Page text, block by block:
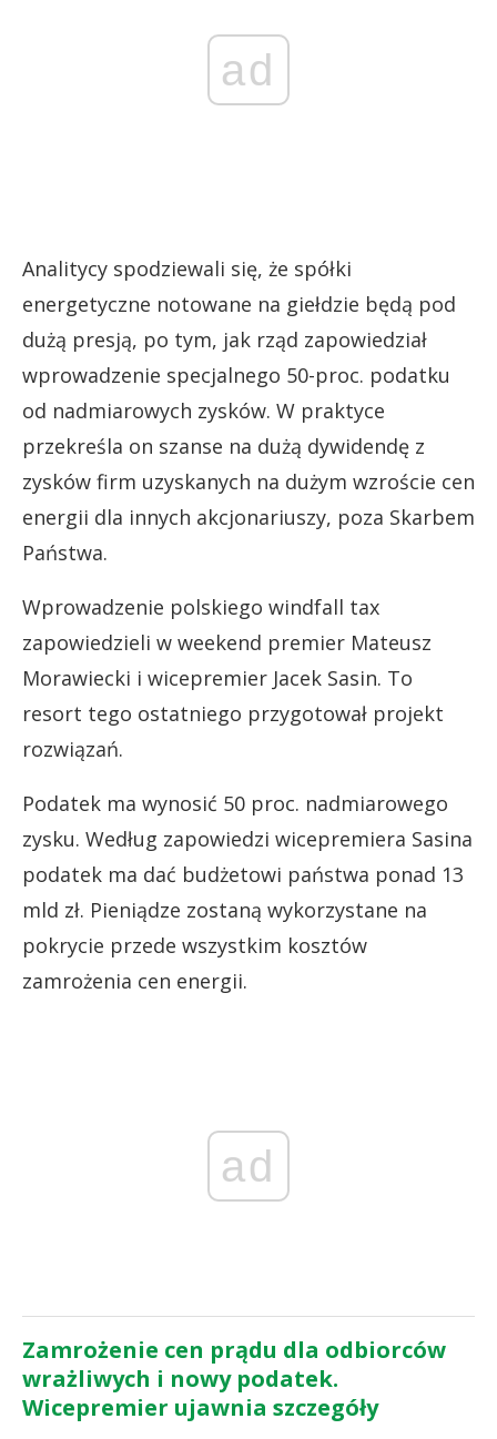
ad
Analitycy spodziewali się, że spółki
energetyczne notowane na giełdzie będą pod
dużą presją, po tym, jak rząd zapowiedział
wprowadzenie specjalnego 50-proc. podatku
od nadmiarowych zysków. W praktyce
przekreśla on szanse na dużą dywidendę z
zysków firm uzyskanych na dużym wzroście cen
energii dla innych akcjonariuszy, poza Skarbem
Państwa.
Wprowadzenie polskiego windfall tax
zapowiedzieli w weekend premier Mateusz
Morawiecki i wicepremier Jacek Sasin. To
resort tego ostatniego przygotował projekt
rozwiązań.
Podatek ma wynosić 50 proc. nadmiarowego
zysku. Według zapowiedzi wicepremiera Sasina
podatek ma dać budżetowi państwa ponad 13
mld zł. Pieniądze zostaną wykorzystane na
pokrycie przede wszystkim kosztów
zamrożenia cen energii.
ad
Zamrożenie cen prądu dla odbiorców
wrażliwych i nowy podatek.
Wicepremier ujawnia szczegóły